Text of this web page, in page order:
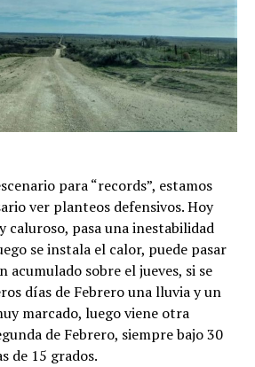
para “records”, estamos
ver planteos defensivos. Hoy
caluroso, pasa una inestabilidad
se instala el calor, puede pasar
sobre el jueves, si se
días de Febrero una lluvia y un
marcado, luego viene otra
de Febrero, siempre bajo 30
de 15 grados.